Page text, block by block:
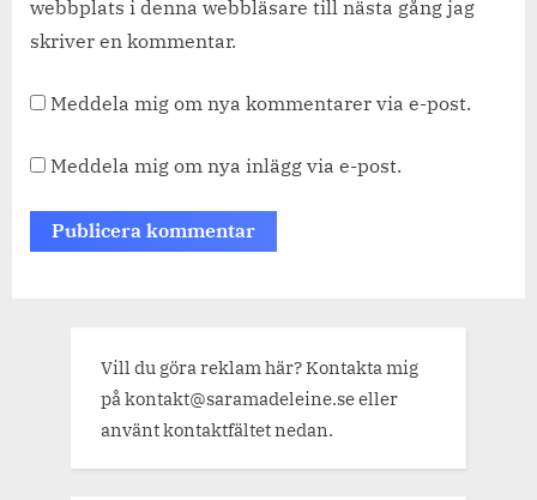
webbplats i denna webbläsare till nästa gång jag
skriver en kommentar.
Meddela mig om nya kommentarer via e-post.
Meddela mig om nya inlägg via e-post.
Vill du göra reklam här? Kontakta mig
på kontakt@saramadeleine.se eller
använt kontaktfältet nedan.